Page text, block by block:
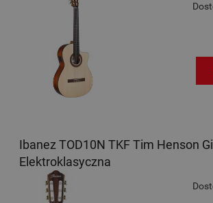
Ibanez TOD10N TKF Tim Henson
Elektroklasyczna